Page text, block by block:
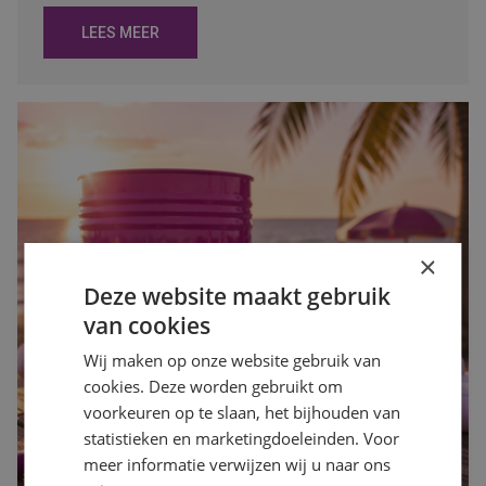
LEES MEER
×
Deze website maakt gebruik
van cookies
Wij maken op onze website gebruik van
cookies. Deze worden gebruikt om
voorkeuren op te slaan, het bijhouden van
statistieken en marketingdoeleinden. Voor
meer informatie verwijzen wij u naar ons